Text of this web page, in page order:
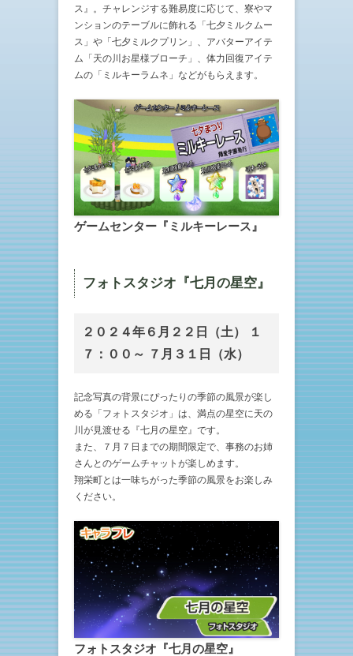
ス』。チャレンジする難易度に応じて、寮やマ
ンションのテーブルに飾れる「七夕ミルクムー
ス」や「七夕ミルクプリン」、アバターアイテ
ム「天の川お星様ブローチ」、体力回復アイテ
ムの「ミルキーラムネ」などがもらえます。
ゲームセンター『ミルキーレース』
フォトスタジオ『七月の星空』
２０２４年６月２２日（土） １
７：００～ ７月３１日（水）
記念写真の背景にぴったりの季節の風景が楽し
める「フォトスタジオ」は、満点の星空に天の
川が見渡せる『七月の星空』です。
また、７月７日までの期間限定で、事務のお姉
さんとのゲームチャットが楽しめます。
翔栄町とは一味ちがった季節の風景をお楽しみ
ください。
フォトスタジオ『七月の星空』